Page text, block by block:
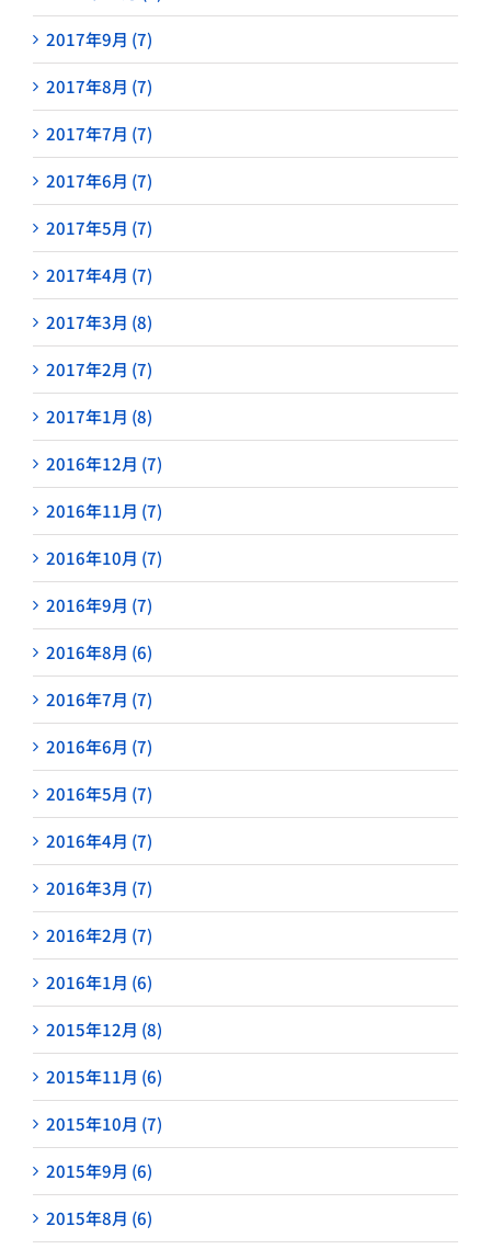
2017年9月 (7)
2017年8月 (7)
2017年7月 (7)
2017年6月 (7)
2017年5月 (7)
2017年4月 (7)
2017年3月 (8)
2017年2月 (7)
2017年1月 (8)
2016年12月 (7)
2016年11月 (7)
2016年10月 (7)
2016年9月 (7)
2016年8月 (6)
2016年7月 (7)
2016年6月 (7)
2016年5月 (7)
2016年4月 (7)
2016年3月 (7)
2016年2月 (7)
2016年1月 (6)
2015年12月 (8)
2015年11月 (6)
2015年10月 (7)
2015年9月 (6)
2015年8月 (6)